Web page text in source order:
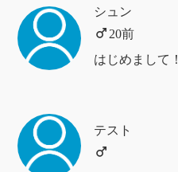
シュン
はじめまして！
テスト